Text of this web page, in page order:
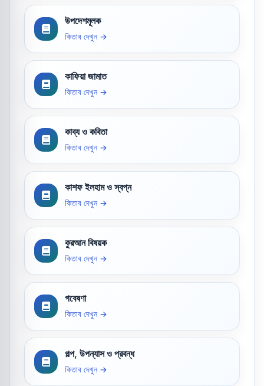
উপদেশমূলক
কিতাব দেখুন →
কাফিয়া জামাত
কিতাব দেখুন →
কাব্য ও কবিতা
কিতাব দেখুন →
কাশফ ইলহাম ও স্বপ্ন
কিতাব দেখুন →
কুরআন বিষয়ক
কিতাব দেখুন →
গবেষণা
কিতাব দেখুন →
গল্প, উপন্যাস ও প্রবন্ধ
কিতাব দেখুন →